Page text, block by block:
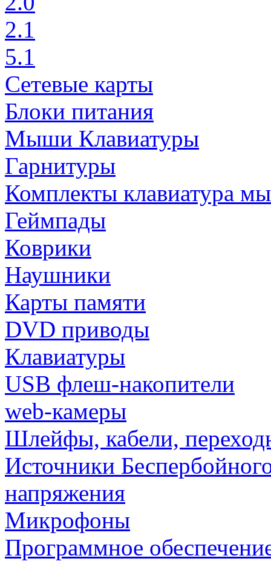
2.1
5.1
Сетевые карты
Блоки питания
Мыши Клавиатуры
Гарнитуры
Комплекты клавиатура
Геймпады
Коврики
Наушники
Карты памяти
DVD приводы
Клавиатуры
USB флеш-накопители
web-камеры
Шлейфы, кабели,
Источники
напряжения
Микрофоны
Программное